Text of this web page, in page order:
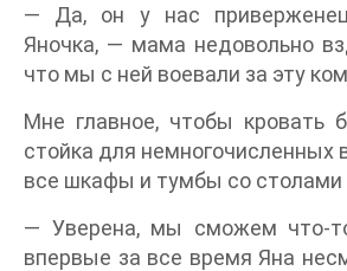
— Да, он у нас
Яночка, — мама недовольно
что мы с ней воевали за эту
Мне главное, чтобы кровать
стойка для немногочисленных
все шкафы и тумбы со столами
— Уверена, мы сможем что-
впервые за все время Яна